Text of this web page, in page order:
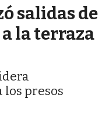
salidas de
la terraza
los presos